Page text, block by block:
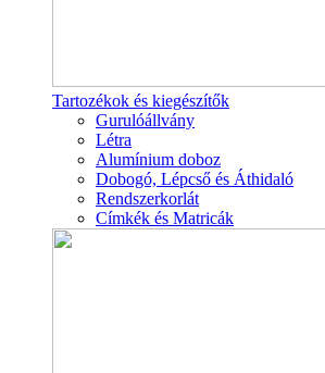
Tartozékok és kiegészítők
Gurulóállvány
Létra
Alumínium doboz
Dobogó, Lépcső és Áthidaló
Rendszerkorlát
Címkék és Matricák